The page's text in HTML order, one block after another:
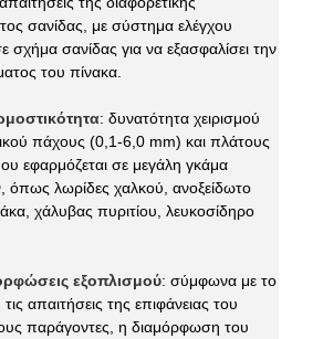
σανίδας, με σύστημα ελέγχου
σχήμα σανίδας για να εξασφαλίσει την
του πίνακα.
: δυνατότητα χειρισμού
πάχους (0,1-6,0 mm) και πλάτους
εφαρμόζεται σε μεγάλη γκάμα
όπως λωρίδες χαλκού, ανοξείδωτο
χάλυβας πυριτίου, λευκοσίδηρο
εξοπλισμού: σύμφωνα με το
απαιτήσεις της επιφάνειας του
παράγοντες, η διαμόρφωση του